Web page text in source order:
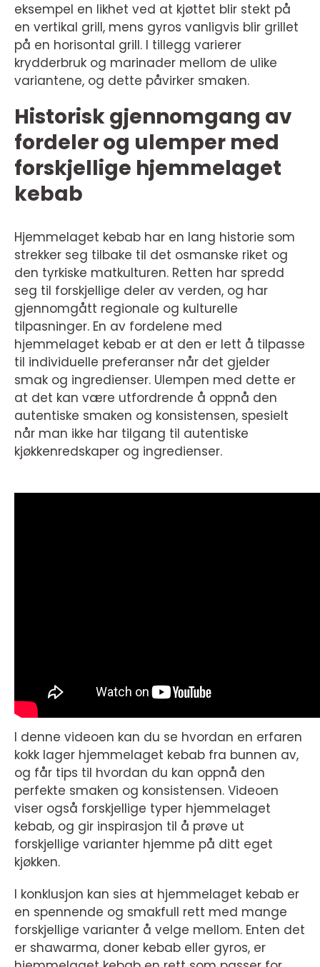
eksempel en likhet ved at kjøttet blir stekt på
en vertikal grill, mens gyros vanligvis blir grillet
på en horisontal grill. I tillegg varierer
krydderbruk og marinader mellom de ulike
variantene, og dette påvirker smaken.
Historisk gjennomgang av
fordeler og ulemper med
forskjellige hjemmelaget
kebab
Hjemmelaget kebab har en lang historie som
strekker seg tilbake til det osmanske riket og
den tyrkiske matkulturen. Retten har spredd
seg til forskjellige deler av verden, og har
gjennomgått regionale og kulturelle
tilpasninger. En av fordelene med
hjemmelaget kebab er at den er lett å tilpasse
til individuelle preferanser når det gjelder
smak og ingredienser. Ulempen med dette er
at det kan være utfordrende å oppnå den
autentiske smaken og konsistensen, spesielt
når man ikke har tilgang til autentiske
kjøkkenredskaper og ingredienser.
I denne videoen kan du se hvordan en erfaren
kokk lager hjemmelaget kebab fra bunnen av,
og får tips til hvordan du kan oppnå den
perfekte smaken og konsistensen. Videoen
viser også forskjellige typer hjemmelaget
kebab, og gir inspirasjon til å prøve ut
forskjellige varianter hjemme på ditt eget
kjøkken.
I konklusjon kan sies at hjemmelaget kebab er
en spennende og smakfull rett med mange
forskjellige varianter å velge mellom. Enten det
er shawarma, doner kebab eller gyros, er